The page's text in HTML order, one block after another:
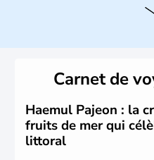
Histoire et
christianisme et le
principales religions. Ce
Corée du Nord. Les Jeux
1988, de même que la
2002, en collaboration avec
Carnet de
Haemul Pajeon : la
fruits de mer qui
littoral